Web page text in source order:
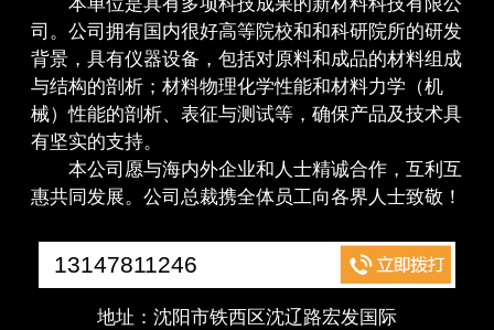
本单位是具有多项科技成果的新材料科技有限公
司。公司拥有国内很好高等院校和和科研院所的研发
背景，具有仪器设备，包括对原料和成品的材料组成
与结构的剖析；材料物理化学性能和材料力学（机
械）性能的剖析、表征与测试等，确保产品及技术具
有坚实的支持。
本公司愿与海内外企业和人士精诚合作，互利互
惠共同发展。公司总裁携全体员工向各界人士致敬！
13147811246
地址：沈阳市铁西区沈辽路宏发国际